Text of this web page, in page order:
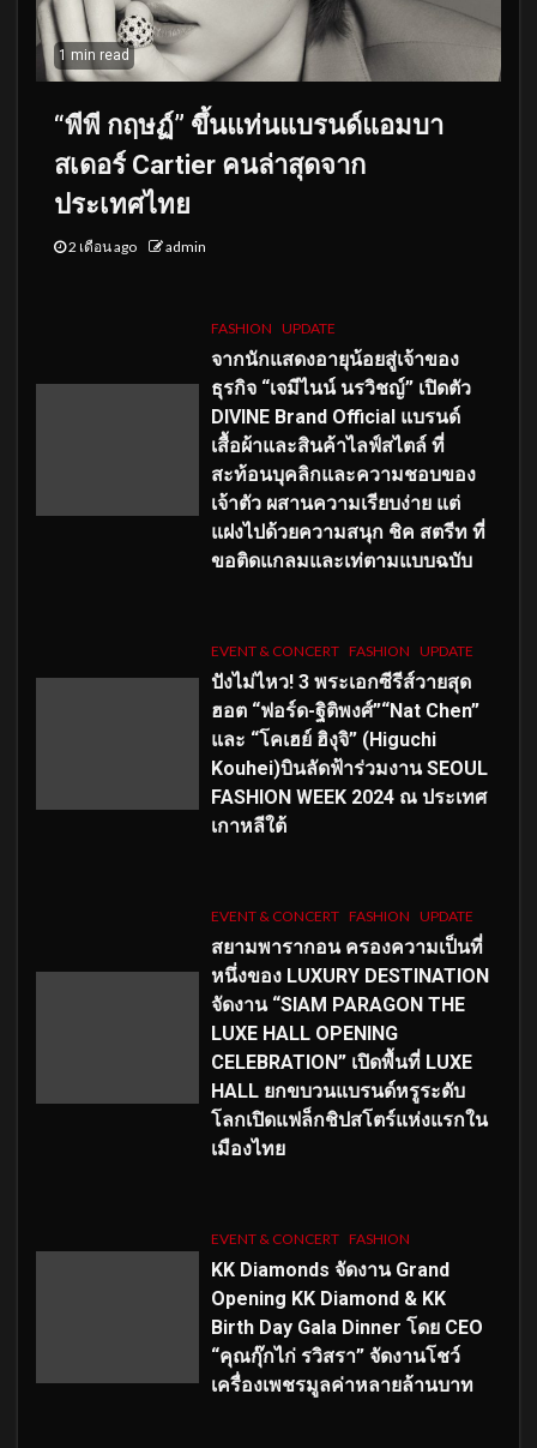
1 min read
“พีพี กฤษฏ์” ขึ้นแท่นแบรนด์แอมบา
สเดอร์ Cartier คนล่าสุดจาก
ประเทศไทย
2 เดือน ago admin
FASHION UPDATE
จากนักแสดงอายุน้อยสู่เจ้าของ
ธุรกิจ “เจมีไนน์ นรวิชญ์” เปิดตัว
DIVINE Brand Official แบรนด์
เสื้อผ้าและสินค้าไลฟ์สไตล์ ที่
สะท้อนบุคลิกและความชอบของ
เจ้าตัว ผสานความเรียบง่าย แต่
แฝงไปด้วยความสนุก ชิค สตรีท ที่
ขอติดแกลมและเท่ตามแบบฉบับ
EVENT & CONCERT FASHION UPDATE
ปังไม่ไหว! 3 พระเอกซีรีส์วายสุด
ฮอต “ฟอร์ด-ฐิติพงศ์”“Nat Chen”
และ “โคเฮย์ ฮิงุจิ” (Higuchi
Kouhei)บินลัดฟ้าร่วมงาน SEOUL
FASHION WEEK 2024 ณ ประเทศ
เกาหลีใต้
EVENT & CONCERT FASHION UPDATE
สยามพารากอน ครองความเป็นที่
หนึ่งของ LUXURY DESTINATION
จัดงาน “SIAM PARAGON THE
LUXE HALL OPENING
CELEBRATION” เปิดพื้นที่ LUXE
HALL ยกขบวนแบรนด์หรูระดับ
โลกเปิดแฟล็กชิปสโตร์แห่งแรกใน
เมืองไทย
EVENT & CONCERT FASHION
KK Diamonds จัดงาน Grand
Opening KK Diamond & KK
Birth Day Gala Dinner โดย CEO
“คุณกุ๊กไก่ รวิสรา” จัดงานโชว์
เครื่องเพชรมูลค่าหลายล้านบาท